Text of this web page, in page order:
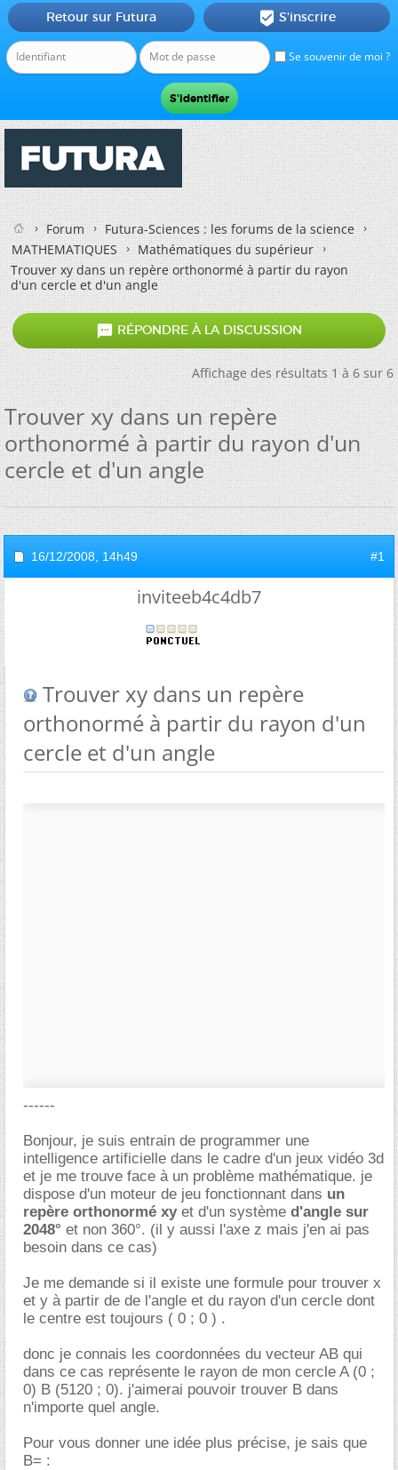
Se souvenir de moi ?
Retour sur Futura  S'inscrire
Forum
Futura-Sciences : les forums de la science
MATHEMATIQUES
Mathématiques du supérieur
Trouver xy dans un repère orthonormé à partir du rayon
d'un cercle et d'un angle
 RÉPONDRE À LA DISCUSSION
Affichage des résultats 1 à 6 sur 6
Trouver xy dans un repère
orthonormé à partir du rayon d'un
cercle et d'un angle
16/12/2008, 14h49 #1
inviteeb4c4db7
Trouver xy dans un repère
orthonormé à partir du rayon d'un
cercle et d'un angle
------
Bonjour, je suis entrain de programmer une
intelligence artificielle dans le cadre d'un jeux vidéo 3d
et je me trouve face à un problème mathématique. je
dispose d'un moteur de jeu fonctionnant dans un
repère orthonormé xyet d'un système d'angle sur
2048° et non 360°. (il y aussi l'axe z mais j'en ai pas
besoin dans ce cas)
Je me demande si il existe une formule pour trouver x
et y à partir de de l'angle et du rayon d'un cercle dont
le centre est toujours ( 0 ; 0 ) .
donc je connais les coordonnées du vecteur AB qui
dans ce cas représente le rayon de mon cercle A (0 ;
0) B (5120 ; 0). j'aimerai pouvoir trouver B dans
n'importe quel angle.
Pour vous donner une idée plus précise, je sais que
B= :